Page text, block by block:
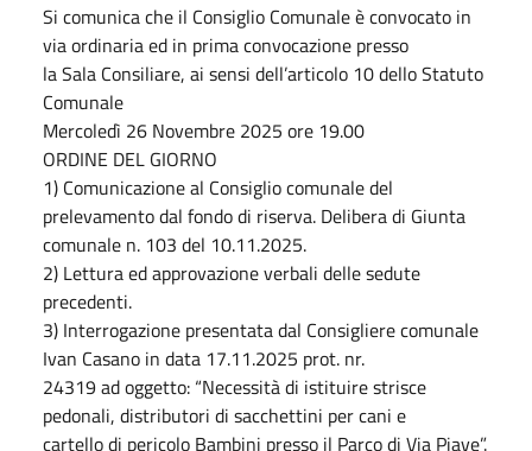
Si comunica che il Consiglio Comunale è convocato in
via ordinaria ed in prima convocazione presso
la Sala Consiliare, ai sensi dell’articolo 10 dello Statuto
Comunale
Mercoledì 26 Novembre 2025 ore 19.00
ORDINE DEL GIORNO
1) Comunicazione al Consiglio comunale del
prelevamento dal fondo di riserva. Delibera di Giunta
comunale n. 103 del 10.11.2025.
2) Lettura ed approvazione verbali delle sedute
precedenti.
3) Interrogazione presentata dal Consigliere comunale
Ivan Casano in data 17.11.2025 prot. nr.
24319 ad oggetto: “Necessità di istituire strisce
pedonali, distributori di sacchettini per cani e
cartello di pericolo Bambini presso il Parco di Via Piave”.